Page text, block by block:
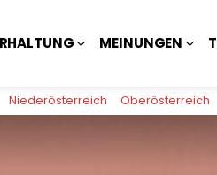
MEINUNGEN
Niederösterreich Oberösterreich